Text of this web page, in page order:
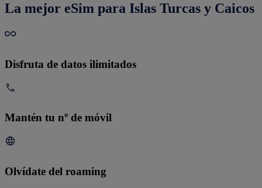
La mejor eSim para Islas Turcas y Caicos
Disfruta de datos ilimitados
Mantén tu nº de móvil
Olvídate del roaming